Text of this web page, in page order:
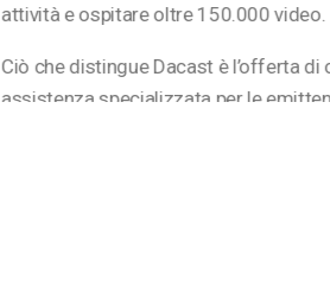
attività e ospitare oltre 150.000 video.
Ciò che distingue Dacast è l’offerta di
assistenza specializzata per le